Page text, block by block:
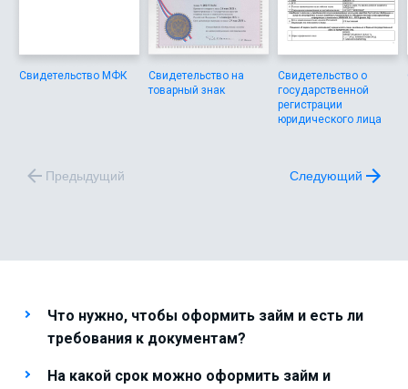
Свидетельство МФК
Свидетельство на
товарный знак
Свидетельство о
государственной
регистрации
юридического лица
Предыдущий Следующий
Что нужно, чтобы оформить займ и есть ли
требования к документам?
На какой срок можно оформить займ и